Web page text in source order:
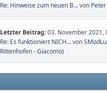
Re: Hinweise zum neuen B...von Peter
Letzter Beitrag:03. November 2021,
Re: Es funktioniert NICH...von
Rittenhofen - Giacomo)